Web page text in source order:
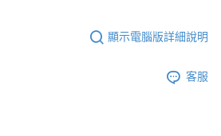
顯示電腦版詳細說明
客服